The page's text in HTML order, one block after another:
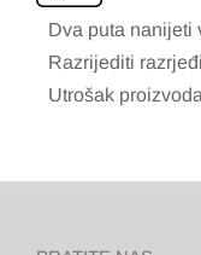
Dva puta nanijeti
Razrijediti
Utrošak